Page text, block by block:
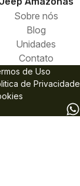
Sobre nós
Blog
Unidades
Contato
de Uso
de Privacidade